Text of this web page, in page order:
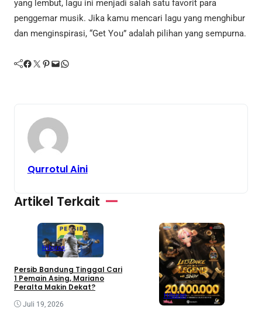
yang lembut, lagu ini menjadi salah satu favorit para
penggemar musik. Jika kamu mencari lagu yang menghibur
dan menginspirasi, “Get You” adalah pilihan yang sempurna.
Facebook Twitter Pinterest Mail WhatsApp
Qurrotul Aini
Artikel Terkait
Hiburan
Persib Bandung Tinggal Cari
1 Pemain Asing, Mariano
Peralta Makin Dekat?
Juli 19, 2026
Hiburan